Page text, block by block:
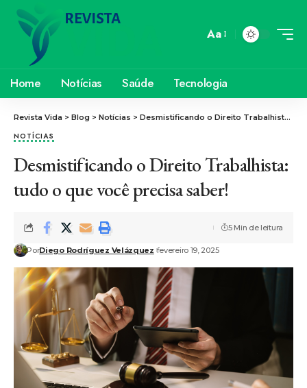
Aa
Home Notícias Saúde Tecnologia
Revista Vida > Blog > Notícias > Desmistificando o Direito Trabalhista: tudo o que você precisa saber!
NOTÍCIAS
Desmistificando o Direito Trabalhista:
tudo o que você precisa saber!
PorDiego Rodríguez Velázquez fevereiro 19, 2025
5 Min de leitura